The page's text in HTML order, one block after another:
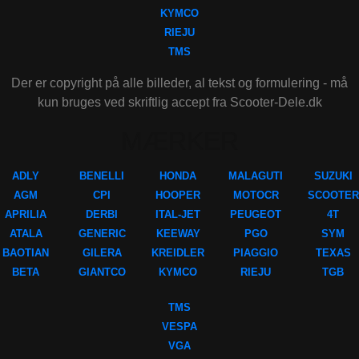
KYMCO
RIEJU
TMS
Der er copyright på alle billeder, al tekst og formulering - må
kun bruges ved skriftlig accept fra Scooter-Dele.dk
ADLY
AGM
APRILIA
ATALA
BAOTIAN
BETA
BENELLI
CPI
DERBI
GENERIC
GILERA
GIANTCO
HONDA
HOOPER
ITAL-JET
KEEWAY
KREIDLER
KYMCO
MALAGUTI
MOTOCR
PEUGEOT
PGO
PIAGGIO
RIEJU
SUZUKI
SCOOTER
4T
SYM
TEXAS
TGB
TMS
VESPA
VGA